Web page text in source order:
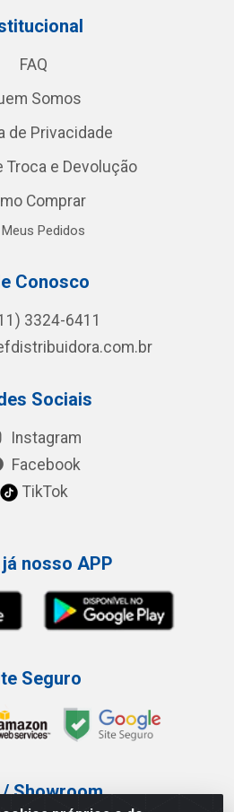
FAQ
Somos
de Privacidade
Troca e Devolução
Comprar
Meus Pedidos
Conosco
3324-6411
Sociais
Instagram
Facebook
TikTok
nosso APP
Seguro
Showroom